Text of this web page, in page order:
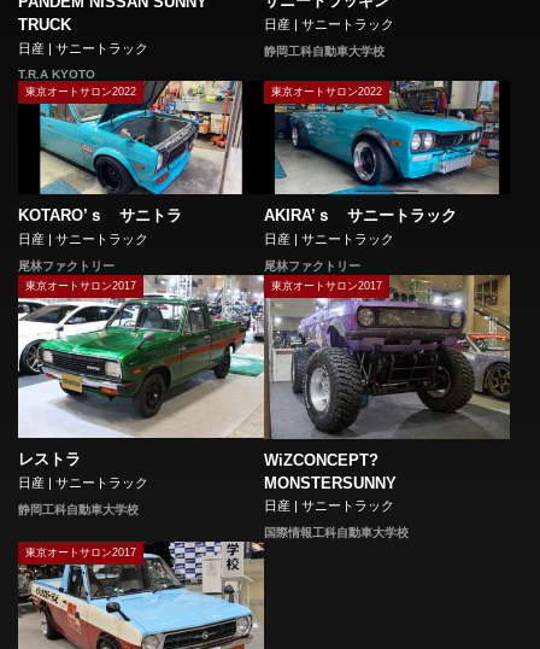
TRUCK
日産 | サニートラック
T.R.A KYOTO
日産 | サニートラック
静岡工科自動車大学校
東京オートサロン2022
KOTARO’ｓ サニトラ
日産 | サニートラック
尾林ファクトリー
東京オートサロン2022
AKIRA’ｓ サニートラック
日産 | サニートラック
尾林ファクトリー
東京オートサロン2017
レストラ
日産 | サニートラック
静岡工科自動車大学校
東京オートサロン2017
WiZCONCEPT?
MONSTERSUNNY
日産 | サニートラック
国際情報工科自動車大学校
東京オートサロン2017